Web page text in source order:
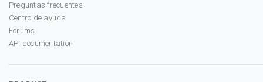
Preguntas frecuentes
Centro de ayuda
Forums
API documentation